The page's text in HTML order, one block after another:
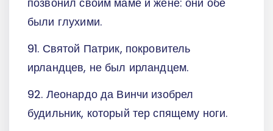
были глухими.
91. Святой Патрик, покровитель
ирландцев, не был ирландцем.
92. Леонардо да Винчи изобрел
будильник, который тер спящему ноги.